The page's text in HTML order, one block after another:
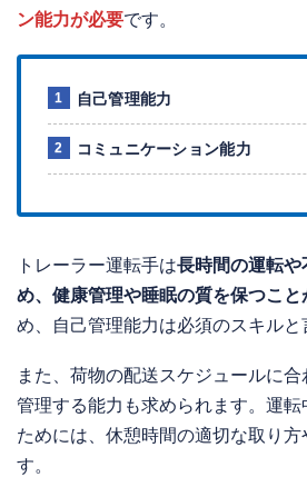
ン能力が必要です。
自己管理能力
コミュニケーション能力
トレーラー運転手は長時間の運転や
め、健康管理や睡眠の質を保つこと
め、自己管理能力は必須のスキルと
また、荷物の配送スケジュールに
管理する能力も求められます。運
ためには、休憩時間の適切な取り
す。